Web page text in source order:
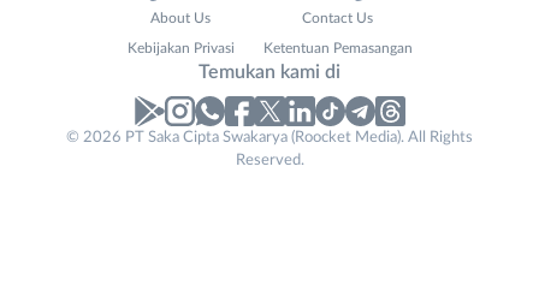
No. Telp /
About Us Contact Us
Kebijakan Privasi Ketentuan Pemasangan
Temukan kami di
© 2026 PT Saka Cipta Swakarya (Roocket Media). All Rights
Reserved.